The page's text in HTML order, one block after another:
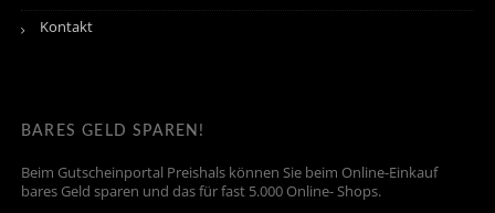
Kontakt
BARES GELD SPAREN!
Beim Gutscheinportal Preishals können Sie beim Online-Einkauf
bares Geld sparen und das für fast 5.000 Online- Shops.